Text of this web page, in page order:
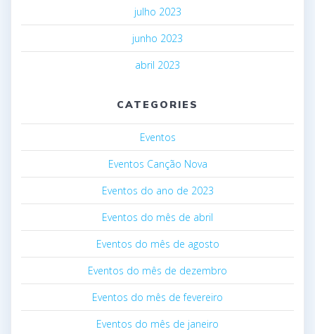
julho 2023
junho 2023
abril 2023
CATEGORIES
Eventos
Eventos Canção Nova
Eventos do ano de 2023
Eventos do mês de abril
Eventos do mês de agosto
Eventos do mês de dezembro
Eventos do mês de fevereiro
Eventos do mês de janeiro